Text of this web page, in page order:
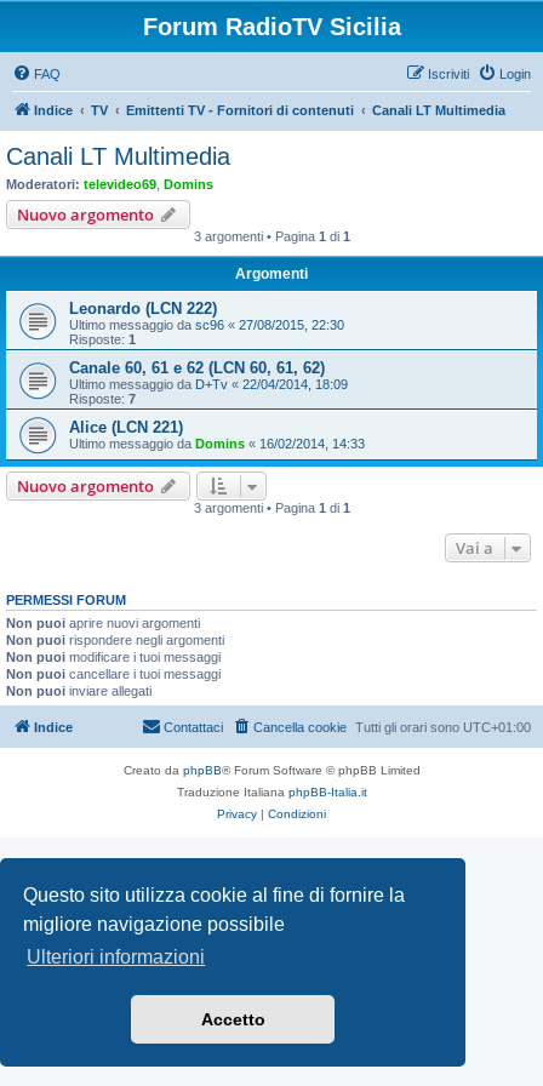
Questo sito utilizza cookie al fine di fornire la
migliore navigazione possibile
Ulteriori informazioni
Accetto
Forum RadioTV Sicilia
FAQ Login
Iscriviti
Indice TV Emittenti TV - Fornitori di contenuti Canali LT Multimedia
Canali LT Multimedia
Moderatori: televideo69 Domins
Nuovo argomento
3 argomenti • Pagina 1 di 1
Argomenti
Leonardo (LCN 222)
Ultimo messaggio da sc96 « 27/08/2015, 22:30
Risposte: 1
Canale 60, 61 e 62 (LCN 60, 61, 62)
Ultimo messaggio da D+Tv « 22/04/2014, 18:09
Risposte: 7
Alice (LCN 221)
Ultimo messaggio da Domins « 16/02/2014, 14:33
Nuovo argomento
3 argomenti • Pagina 1 di 1
Vai a
PERMESSI FORUM
Non puoi aprire nuovi argomenti
Non puoi rispondere negli argomenti
Non puoi modificare i tuoi messaggi
Non puoi cancellare i tuoi messaggi
Non puoi inviare allegati
Indice Tutti gli orari sono UTC+01:00
Cancella cookie
Contattaci
Creato da phpBB® Forum Software © phpBB Limited
Traduzione Italiana phpBB-Italia.it
Privacy | Condizioni